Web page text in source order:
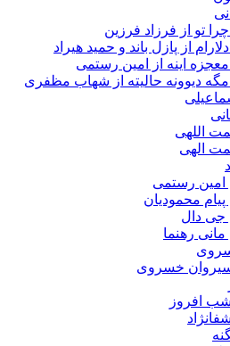
فرزاد فرزین
پازل باند و حمید هیراد
از امین رستمی
حالیته از شهاب مظفری
خسروی